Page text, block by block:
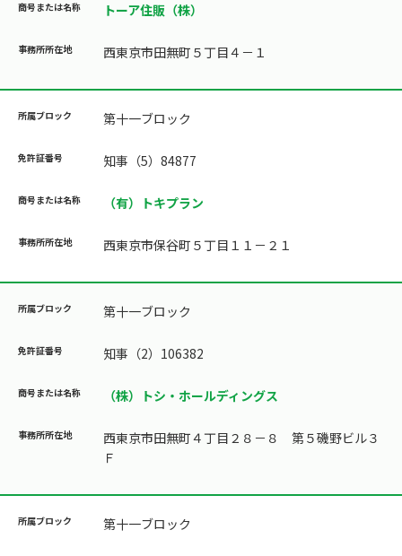
トーア住販（株）
西東京市田無町５丁目４－１
第十一ブロック
知事（5）84877
（有）トキプラン
西東京市保谷町５丁目１１－２１
第十一ブロック
知事（2）106382
（株）トシ・ホールディングス
西東京市田無町４丁目２８－８ 第５磯野ビル３
Ｆ
第十一ブロック